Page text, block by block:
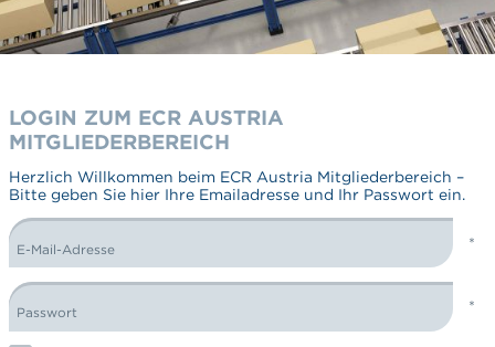
LOGIN ZUM ECR AUSTRIA
MITGLIEDERBEREICH
Herzlich Willkommen beim ECR Austria Mitgliederbereich –
Bitte geben Sie hier Ihre Emailadresse und Ihr Passwort ein.
LOGIN FORM
E-Mail-Adresse
Passwort